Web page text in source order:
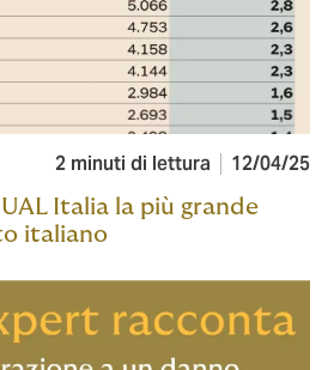
2 minuti di lettura 12/04/25
Italia la più grande
italiano